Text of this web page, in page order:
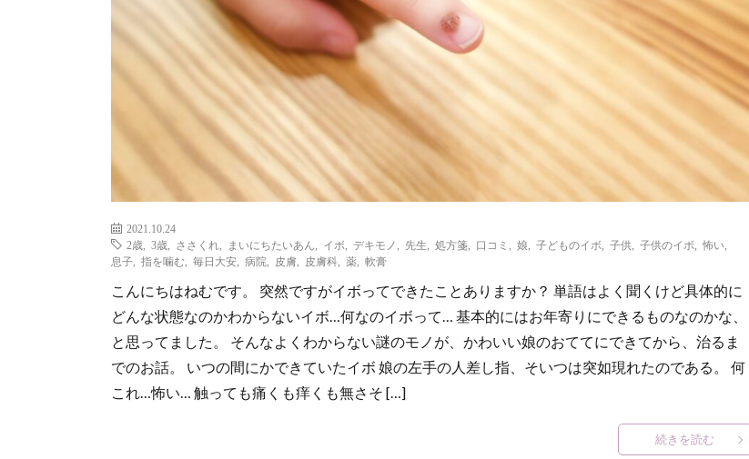
2021.10.24
2歳
3歳 ささくれ まいにちたいあん イボ デキモノ 先生 処方箋 口コミ 娘 子どものイボ 子供 子供のイボ 怖い
息子
指を噛む 毎日大安 病院 皮膚 皮膚科 薬 軟膏
こんにちはねむです。 突然ですがイボってできたことありますか？ 単語はよく聞くけど具体的に
どんな状態なのかわからないイボ…何なのイボって… 基本的にはお年寄りにできるものなのかな、
と思ってました。 そんなよくわからない謎のモノが、かわいい娘のおててにできてから、治るま
でのお話。 いつの間にかできていたイボ 娘の左手の人差し指、そいつは突如現れたのである。 何
これ…怖い… 触っても痛くも痒くも無さそ […]
続きを読む